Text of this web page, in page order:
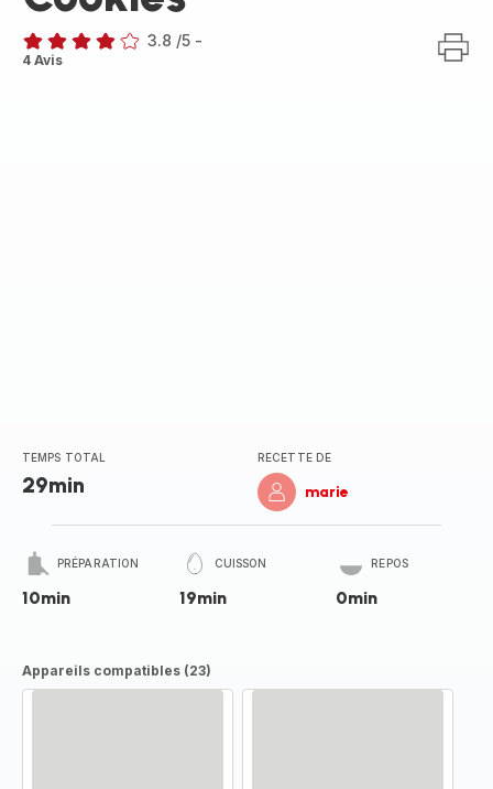
ratings.3.8
3.8 /5 -
4 Avis
TEMPS TOTAL
29min
RECETTE DE
marie
PRÉPARATION
10min
CUISSON
19min
REPOS
0min
Appareils compatibles (23)